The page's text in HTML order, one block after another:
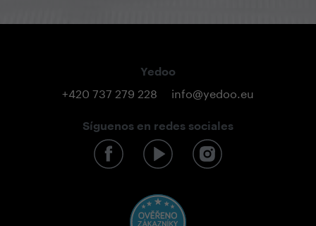
Yedoo
+420 737 279 228 info@yedoo.eu
Síguenos en redes sociales